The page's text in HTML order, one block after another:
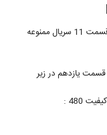
قسمت 11 يازدهم سريال ممنوعه| دانلود کامل قسمت 11 سريال ممنوعه